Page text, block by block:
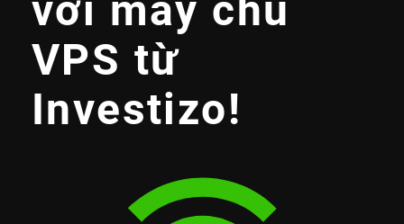
với máy chủ
VPS từ
Investizo!